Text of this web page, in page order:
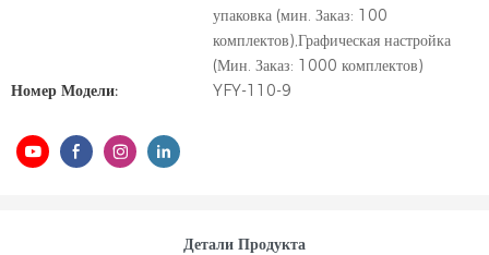
упаковка (мин. Заказ: 100
комплектов),Графическая настройка
(Мин. Заказ: 1000 комплектов)
Номер Модели:
YFY-110-9
Детали Продукта